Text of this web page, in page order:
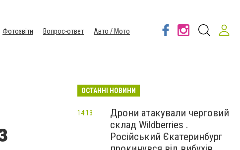
Фотозвіти Вопрос-ответ
Авто / Мото
ОСТАННІ НОВИНИ
Дрони атакували черговий
склад Wildberries .
Російський Єкатеринбург
14:13